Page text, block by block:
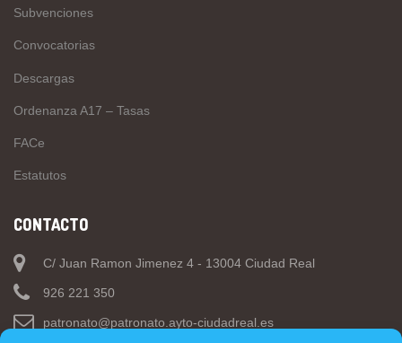
Subvenciones
Convocatorias
Descargas
Ordenanza A17 – Tasas
FACe
Estatutos
CONTACTO
C/ Juan Ramon Jimenez 4 - 13004 Ciudad Real
926 221 350
patronato@patronato.ayto-ciudadreal.es